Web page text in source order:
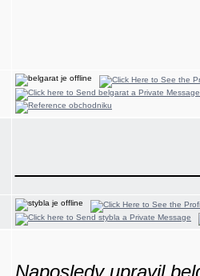
Naposledy upravil